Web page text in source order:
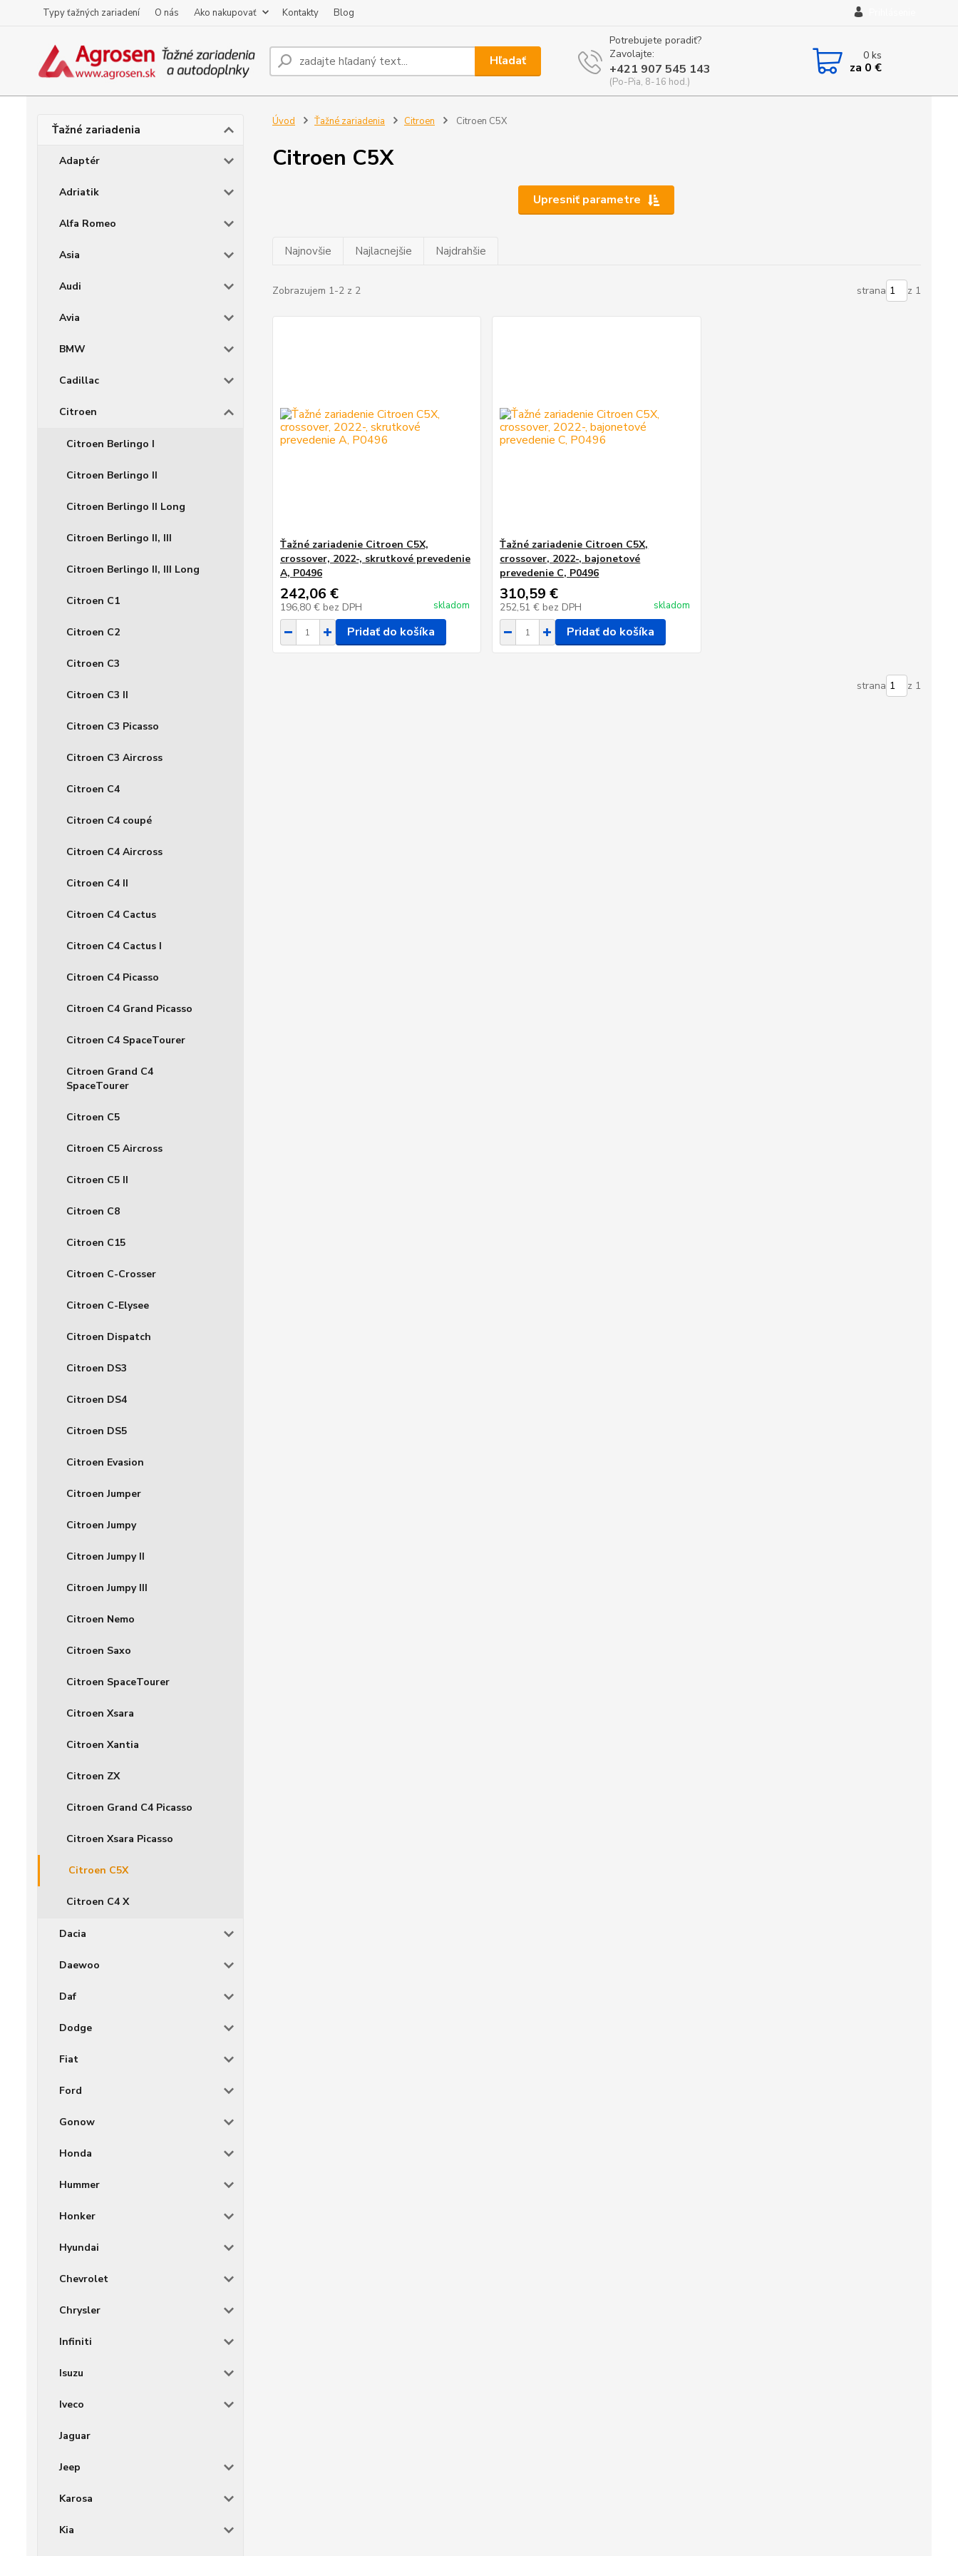
Typy ťažných zariadení O nás Ako nakupovať Kontakty Blog
Hľadať
Potrebujete poradiť?
Zavolajte:
+421 907 545 143
(Po-Pia, 8-16 hod.)
0ks
za 0 €
Ťažné zariadenia
Adaptér
Adriatik
Alfa Romeo
Asia
Audi
Avia
BMW
Cadillac
Citroen
Citroen Berlingo I
Citroen Berlingo II
Citroen Berlingo II Long
Citroen Berlingo II, III
Citroen Berlingo II, III Long
Citroen C1
Citroen C2
Citroen C3
Citroen C3 II
Citroen C3 Picasso
Citroen C3 Aircross
Citroen C4
Citroen C4 coupé
Citroen C4 Aircross
Citroen C4 II
Citroen C4 Cactus
Citroen C4 Cactus I
Citroen C4 Picasso
Citroen C4 Grand Picasso
Citroen C4 SpaceTourer
Citroen Grand C4
SpaceTourer
Citroen C5
Citroen C5 Aircross
Citroen C5 II
Citroen C8
Citroen C15
Citroen C-Crosser
Citroen C-Elysee
Citroen Dispatch
Citroen DS3
Citroen DS4
Citroen DS5
Citroen Evasion
Citroen Jumper
Citroen Jumpy
Citroen Jumpy II
Citroen Jumpy III
Citroen Nemo
Citroen Saxo
Citroen SpaceTourer
Citroen Xsara
Citroen Xantia
Citroen ZX
Citroen Grand C4 Picasso
Citroen Xsara Picasso
Citroen C5X
Citroen C4 X
Dacia
Daewoo
Daf
Dodge
Fiat
Ford
Gonow
Honda
Hummer
Honker
Hyundai
Chevrolet
Chrysler
Infiniti
Isuzu
Iveco
Jaguar
Jeep
Karosa
Kia
Úvod Ťažné zariadenia Citroen Citroen C5X
Citroen C5X
Upresniť parametre
Najnovšie Najlacnejšie Najdrahšie
Zobrazujem 1-2 z 2 strana z 1
Ťažné zariadenie Citroen C5X,
crossover, 2022-, skrutkové prevedenie
A, P0496
242,06 €
196,80 € bez DPH skladom
Pridať do košíka
Ťažné zariadenie Citroen C5X,
crossover, 2022-, bajonetové
prevedenie C, P0496
310,59 €
252,51 € bez DPH skladom
Pridať do košíka
strana z 1